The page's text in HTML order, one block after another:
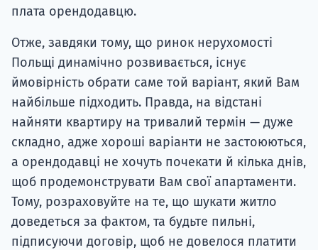
плата орендодавцю.
Отже, завдяки тому, що ринок нерухомості
Польщі динамічно розвивається, існує
ймовірність обрати саме той варіант, який Вам
найбільше підходить. Правда, на відстані
найняти квартиру на тривалий термін — дуже
складно, адже хороші варіанти не застоюються,
а орендодавці не хочуть почекати й кілька днів,
щоб продемонструвати Вам свої апартаменти.
Тому, розраховуйте на те, що шукати житло
доведеться за фактом, та будьте пильні,
підписуючи договір, щоб не довелося платити